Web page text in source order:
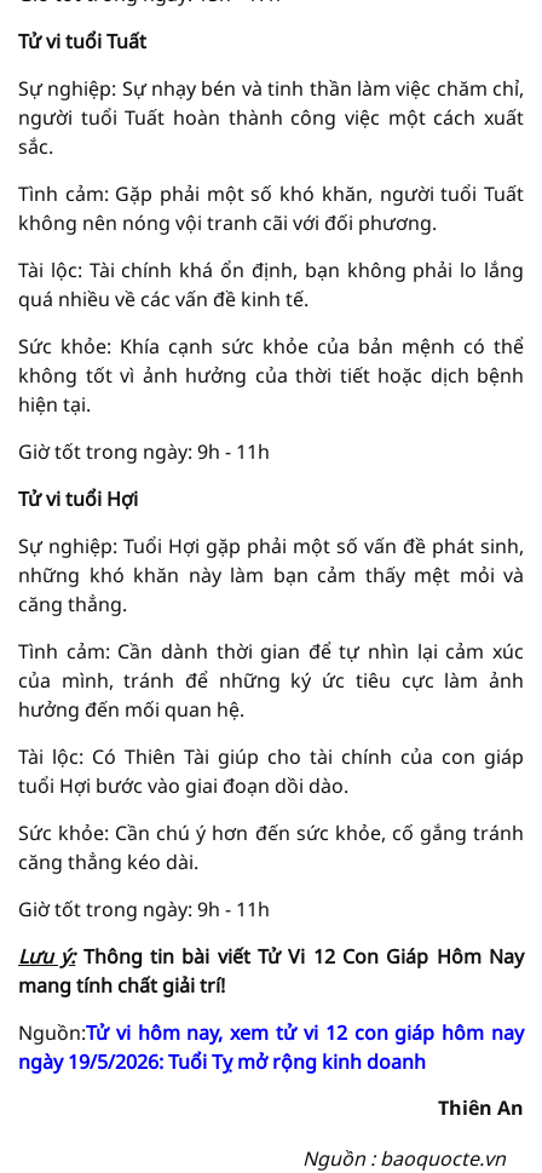
Tử vi tuổi Tuất
Sự nghiệp: Sự nhạy bén và tinh thần làm việc chăm chỉ,
người tuổi Tuất hoàn thành công việc một cách xuất
sắc.
Tình cảm: Gặp phải một số khó khăn, người tuổi Tuất
không nên nóng vội tranh cãi với đối phương.
Tài lộc: Tài chính khá ổn định, bạn không phải lo lắng
quá nhiều về các vấn đề kinh tế.
Sức khỏe: Khía cạnh sức khỏe của bản mệnh có thể
không tốt vì ảnh hưởng của thời tiết hoặc dịch bệnh
hiện tại.
Giờ tốt trong ngày: 9h - 11h
Tử vi tuổi Hợi
Sự nghiệp: Tuổi Hợi gặp phải một số vấn đề phát sinh,
những khó khăn này làm bạn cảm thấy mệt mỏi và
căng thẳng.
Tình cảm: Cần dành thời gian để tự nhìn lại cảm xúc
của mình, tránh để những ký ức tiêu cực làm ảnh
hưởng đến mối quan hệ.
Tài lộc: Có Thiên Tài giúp cho tài chính của con giáp
tuổi Hợi bước vào giai đoạn dồi dào.
Sức khỏe: Cần chú ý hơn đến sức khỏe, cố gắng tránh
căng thẳng kéo dài.
Giờ tốt trong ngày: 9h - 11h
Lưu ý: Thông tin bài viếtTử Vi 12 Con Giáp Hôm Nay
mang tính chất giảitrí!
Nguồn:Tử vi hôm nay, xem tử vi 12 con giáp hôm nay
ngày 19/5/2026: Tuổi Tỵ mở rộng kinh doanh
Thiên An
Nguồn : baoquocte.vn